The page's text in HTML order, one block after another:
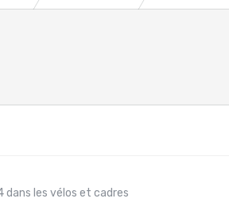
dans les vélos et cadres